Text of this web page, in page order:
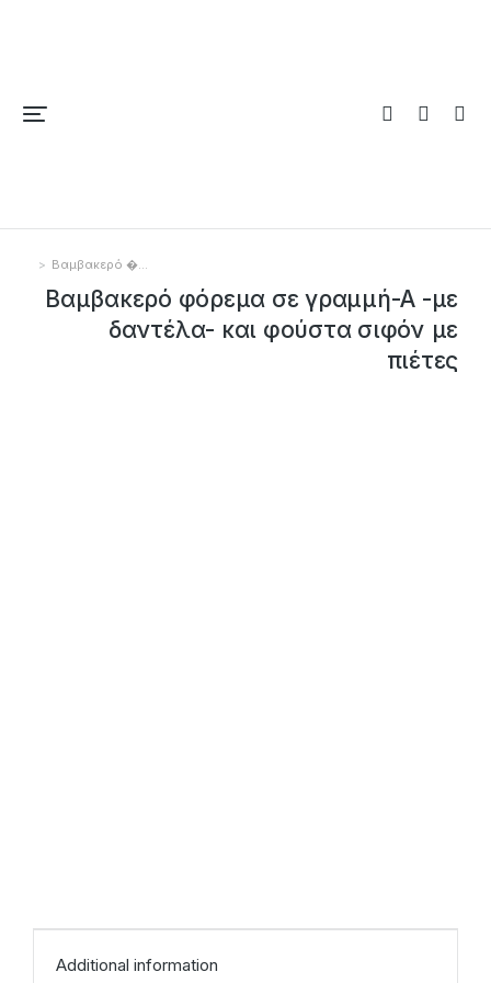
You are here:
Βαμβακερό �…
Βαμβακερό φόρεμα σε γραμμή-Α -με
δαντέλα- και φούστα σιφόν με
πιέτες
Additional information